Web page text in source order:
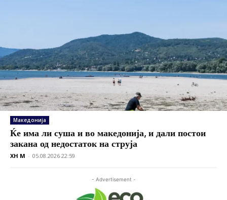
Македонија
Ќе има ли суша и во македонија, и дали постои
закана од недостаток на струја
XH M - 05.08.2026 22:59
- Advertisement -